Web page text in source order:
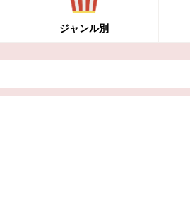
ジャンル別